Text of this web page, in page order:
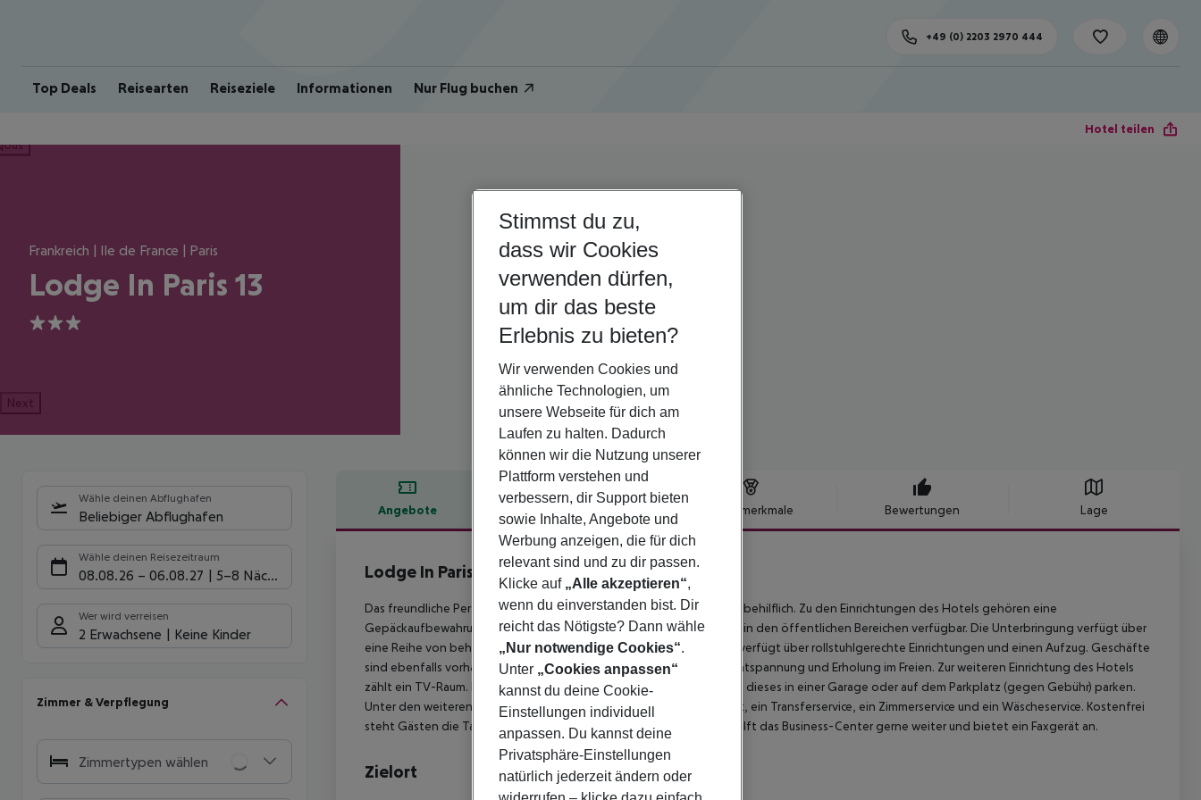
Top Deals Reisearten Reiseziele Informationen Nur Flug buchen
+49 (0) 2203 2970 444
Hotel teilen
Frankreich | Ile de France | Paris
Lodge In Paris 13
3
Next
Wähle deinen Abflughafen
Beliebiger Abflughafen
Wähle deinen Reisezeitraum
08.08.26 – 06.08.27 5-8 Nächte
Wer wird verreisen
2 Erwachsene Keine Kinder
Zimmer & Verpflegung
Zimmertypen wählen
Angebote Hotelbeschreibung Hotelmerkmale Bewertungen Lage
Hotelbeschreibung
Lodge In Paris 13
3
Das freundliche Personal an der Rezeption ist gerne bei allen Fragen behilflich. Zu den Einrichtungen des Hotels gehören eine
Gepäckaufbewahrung, ein Safe und ein Getränkeautomat. WLAN ist in den öffentlichen Bereichen verfügbar. Die Unterbringung verfügt über
eine Reihe von behindertengerechten Annehmlichkeiten. Das Haus verfügt über rollstuhlgerechte Einrichtungen und einen Aufzug. Geschäfte
sind ebenfalls vorhanden. Ein Garten bietet zusätzlichen Raum für Entspannung und Erholung im Freien. Zur weiteren Einrichtung des Hotels
zählt ein TV-Raum. Bei einer Anreise mit dem Auto können die Gäste dieses in einer Garage oder auf dem Parkplatz (gegen Gebühr) parken.
Unter den weiteren Leistungen finden sich ein 24h-Sicherheitsdienst, ein Transferservice, ein Zimmerservice und ein Wäscheservice. Kostenfrei
steht Gästen die Tageszeitung zur Verfügung. Bei Geschäftlichem hilft das Business-Center gerne weiter und bietet ein Faxgerät an.
Zielort
Stimmst du zu,
dass wir Cookies
verwenden dürfen,
um dir das beste
Erlebnis zu bieten?
Wir verwenden Cookies und
ähnliche Technologien, um
unsere Webseite für dich am
Laufen zu halten. Dadurch
können wir die Nutzung unserer
Plattform verstehen und
verbessern, dir Support bieten
sowie Inhalte, Angebote und
Werbung anzeigen, die für dich
relevant sind und zu dir passen.
Klicke auf „Alle akzeptieren“,
wenn du einverstanden bist. Dir
reicht das Nötigste? Dann wähle
„Nur notwendige Cookies“.
Unter „Cookies anpassen“
kannst du deine Cookie-
Einstellungen individuell
anpassen. Du kannst deine
Privatsphäre-Einstellungen
natürlich jederzeit ändern oder